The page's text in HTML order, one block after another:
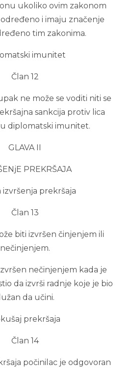
ukoliko ovim zakonom
i imaju značenje
tim zakonima.
imunitet
Član 12
ne može se voditi niti se
sankcija protiv lica
diplomatski imunitet.
GLAVA II
PREKRŠAJA
izvršenja prekršaja
Član 13
biti izvršen činjenjem ili
nečinjenjem.
nečinjenjem kada je
da izvrši radnje koje je bio
da učini.
prekršaja
Član 14
počinilac je odgovoran